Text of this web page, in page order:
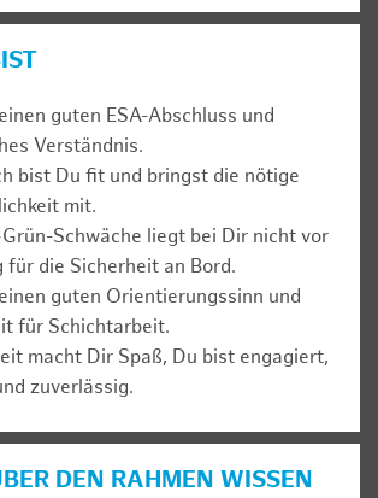
guten ESA-Abschluss und
Verständnis.
bist Du fit und bringst die nötige
mit.
Grün-Schwäche liegt bei Dir nicht vor
für die Sicherheit an Bord.
guten Orientierungssinn und
für Schichtarbeit.
macht Dir Spaß, Du bist engagiert,
zuverlässig.
DEN RAHMEN WISSEN